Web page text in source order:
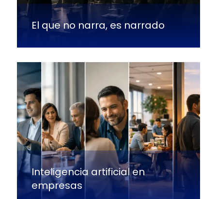
El que no narra, es narrado
Inteligencia artificial en
empresas